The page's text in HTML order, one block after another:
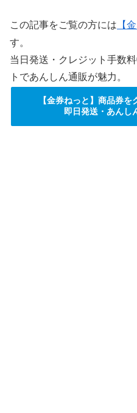
この記事をご覧の方には 【
す。
当日発送・クレジット手数
トであんしん通販が魅力。
【金券ねっと】商品券を
即日発送・あんし